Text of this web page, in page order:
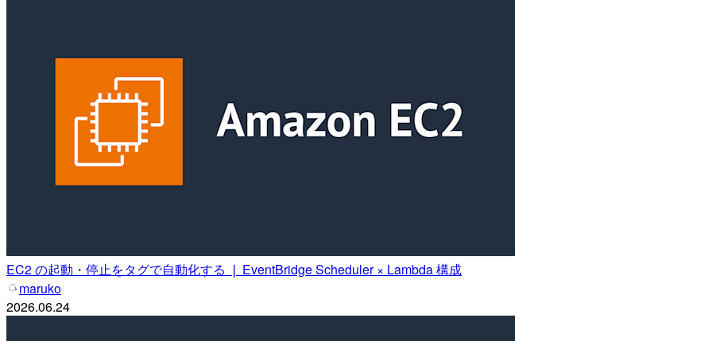
EC2 の起動・停止をタグで自動化する ❘ EventBridge Scheduler × Lambda 構成
maruko
2026.06.24